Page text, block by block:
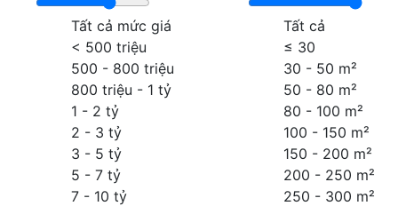
Tất cả mức giá
< 500 triệu
500 - 800 triệu
800 triệu - 1 tỷ
1 - 2 tỷ
2 - 3 tỷ
3 - 5 tỷ
5 - 7 tỷ
7 - 10 tỷ
Tất cả
≤ 30
30 - 50 m²
50 - 80 m²
80 - 100 m²
100 - 150 m²
150 - 200 m²
200 - 250 m²
250 - 300 m²